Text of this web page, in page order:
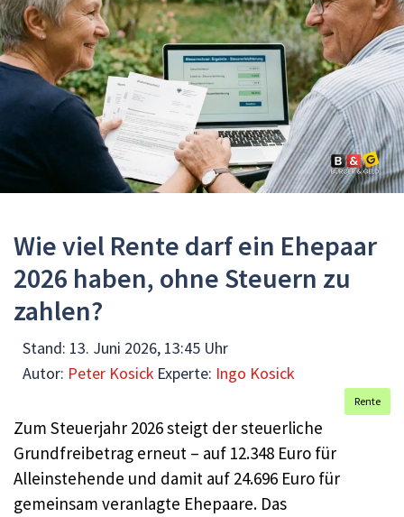
Wie viel Rente darf ein Ehepaar
2026 haben, ohne Steuern zu
zahlen?
Stand: 13. Juni 2026, 13:45 Uhr
Autor: Peter Kosick Experte: Ingo Kosick
Rente
Zum Steuerjahr 2026 steigt der steuerliche
Grundfreibetrag erneut – auf 12.348 Euro für
Alleinstehende und damit auf 24.696 Euro für
gemeinsam veranlagte Ehepaare. Das